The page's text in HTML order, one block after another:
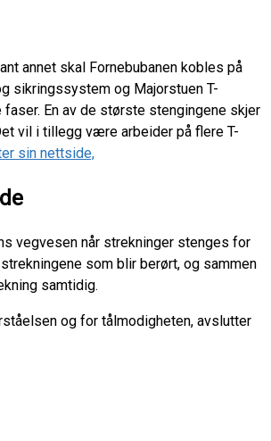
annet skal Fornebubanen kobles på
sikringssystem og Majorstuen T-
En av de største stengingene skjer
vil i tillegg være arbeider på flere T-
sin nettside,
vegvesen når strekninger stenges for
som blir berørt, og sammen
samtidig.
og for tålmodigheten, avslutter